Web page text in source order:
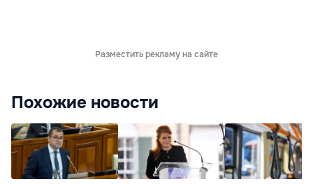
Разместить рекламу на сайте
Похожие новости